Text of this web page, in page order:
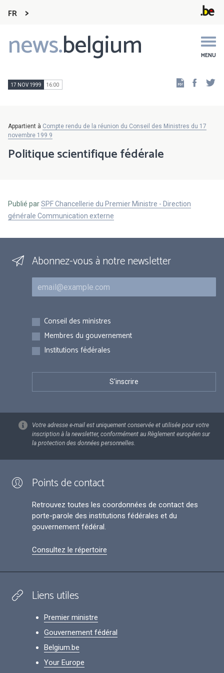
FR
news.belgium MENU
Main
navigation
17 NOV 1999 16:00
Appartient à Compte rendu de la réunion du Conseil des Ministres du 17
novembre 199 9
Politique scientifique fédérale
Publié parSPF Chancellerie du Premier Ministre - Direction
générale Communication externe
Abonnez-vous à notre newsletter
Courriel
Inscriptions
Conseil des ministres
Membres du gouvernement
Institutions fédérales
Votre adresse e-mail est uniquement conservée et utilisée pour votre
inscription à la newsletter, conformément au Règlement européen sur
la protection des données personnelles.
Points de contact
Retrouvez toutes les coordonnées de contact des
porte-parole des institutions fédérales et du
gouvernement fédéral.
Consultez le répertoire
Liens utiles
Premier ministre
Gouvernement fédéral
Belgium.be
Your Europe